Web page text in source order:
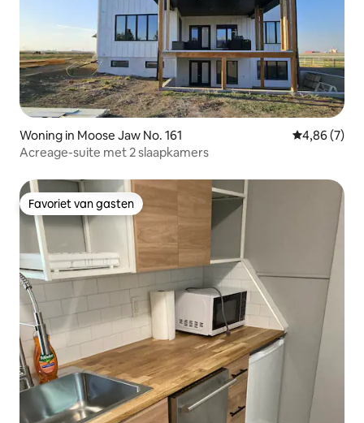
Woning in Moose Jaw No. 161 Gemiddelde
4,86 (7)
Acreage-suite met 2 slaapkamers
Favoriet van gasten
Favoriet van gasten